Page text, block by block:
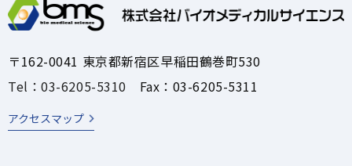
〒162-0041 東京都新宿区早稲田鶴巻町530
Tel：03-6205-5310 Fax：03-6205-5311
アクセスマップ